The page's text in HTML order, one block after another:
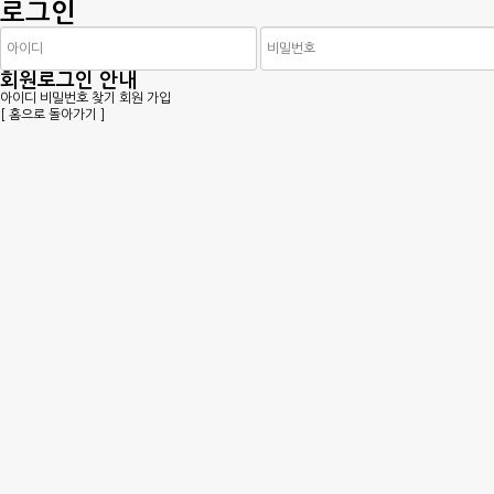
로그인
회원로그인 안내
아이디 비밀번호 찾기
회원 가입
[ 홈으로 돌아가기 ]